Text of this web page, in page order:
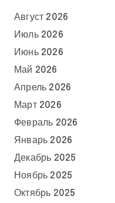
Август 2026
Июль 2026
Июнь 2026
Май 2026
Апрель 2026
Март 2026
Февраль 2026
Январь 2026
Декабрь 2025
Ноябрь 2025
Октябрь 2025